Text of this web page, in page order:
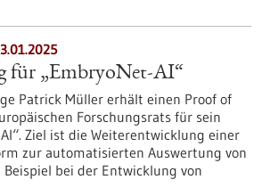
für „EmbryoNet-AI“
Patrick Müller erhält einen Proof of
Forschungsrats für sein
Ziel ist die Weiterentwicklung einer
zur automatisierten Auswertung von
bei der Entwicklung von